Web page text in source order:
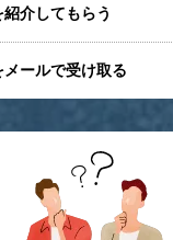
介してもらう
ールで受け取る